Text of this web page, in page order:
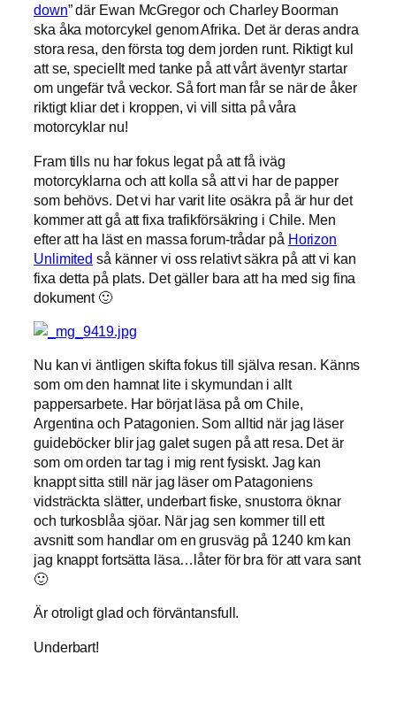
down” där Ewan McGregor och Charley Boorman
ska åka motorcykel genom Afrika. Det är deras andra
stora resa, den första tog dem jorden runt. Riktigt kul
att se, speciellt med tanke på att vårt äventyr startar
om ungefär två veckor. Så fort man får se när de åker
riktigt kliar det i kroppen, vi vill sitta på våra
motorcyklar nu!
Fram tills nu har fokus legat på att få iväg
motorcyklarna och att kolla så att vi har de papper
som behövs. Det vi har varit lite osäkra på är hur det
kommer att gå att fixa trafikförsäkring i Chile. Men
efter att ha läst en massa forum-trådar på Horizon
Unlimited så känner vi oss relativt säkra på att vi kan
fixa detta på plats. Det gäller bara att ha med sig fina
dokument 🙂
Nu kan vi äntligen skifta fokus till själva resan. Känns
som om den hamnat lite i skymundan i allt
pappersarbete. Har börjat läsa på om Chile,
Argentina och Patagonien. Som alltid när jag läser
guideböcker blir jag galet sugen på att resa. Det är
som om orden tar tag i mig rent fysiskt. Jag kan
knappt sitta still när jag läser om Patagoniens
vidsträckta slätter, underbart fiske, snustorra öknar
och turkosblåa sjöar. När jag sen kommer till ett
avsnitt som handlar om en grusväg på 1240 km kan
jag knappt fortsätta läsa…låter för bra för att vara sant
🙂
Är otroligt glad och förväntansfull.
Underbart!